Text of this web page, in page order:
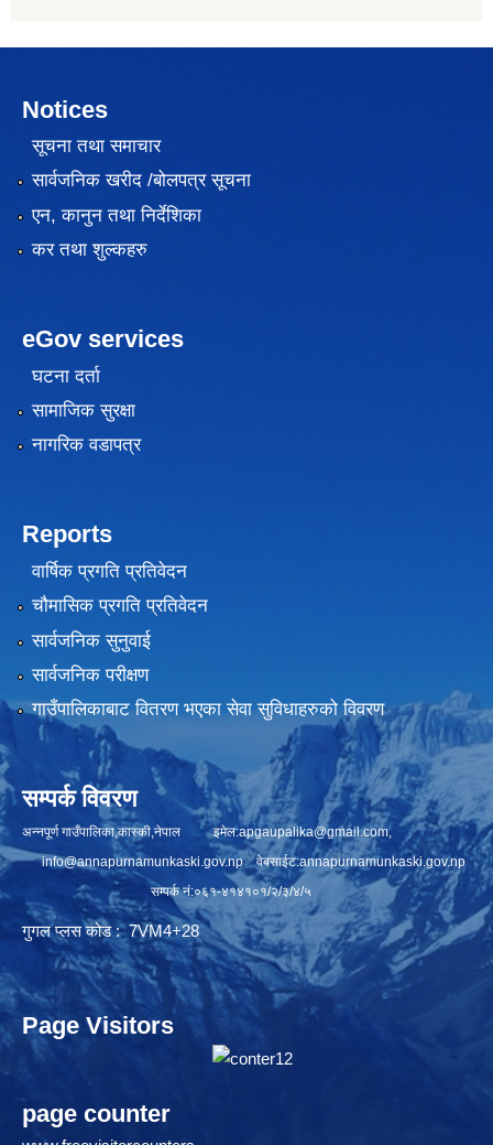
Notices
सूचना तथा समाचार
सार्वजनिक खरीद /बोलपत्र सूचना
एन, कानुन तथा निर्देशिका
कर तथा शुल्कहरु
eGov services
घटना दर्ता
सामाजिक सुरक्षा
नागरिक वडापत्र
Reports
वार्षिक प्रगति प्रतिवेदन
चौमासिक प्रगति प्रतिवेदन
सार्वजनिक सुनुवाई
सार्वजनिक परीक्षण
गाउँपालिकाबाट वितरण भएका सेवा सुविधाहरुको विवरण
सम्पर्क विवरण
अन्नपूर्ण गाउँपालिका,कास्की,नेपाल इमेल:apgaupalika@gmail.com,
info@annapurnamunkaski.gov.npवेबसाईट:annapurnamunkaski.gov.np
सम्पर्क नं:०६१-४१४१०१/२/३/४/५
गुगल प्लस कोड : 7VM4+28
Page Visitors
page counter